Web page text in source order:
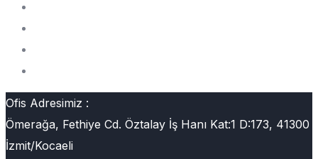
Ofis Adresimiz :
Ömerağa, Fethiye Cd. Öztalay İş Hanı Kat:1 D:173, 41300
İzmit/Kocaeli